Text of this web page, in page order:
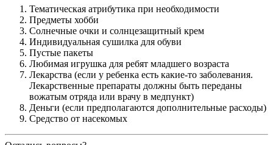
Тематическая атрибутика при необходимости
Предметы хобби
Солнечные очки и солнцезащитный крем
Индивидуальная сушилка для обуви
Пустые пакеты
Любимая игрушка для ребят младшего возраста
Лекарства (если у ребенка есть какие-то заболевания.
Лекарственные препараты должны быть переданы
вожатым отряда или врачу в медпункт)
Деньги (если предполагаются дополнительные расходы)
Средство от насекомых